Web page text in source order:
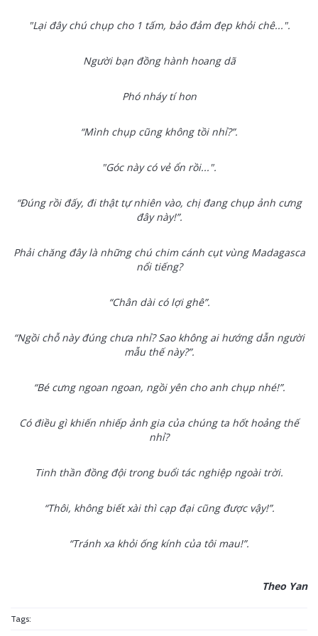
"Lại đây chú chụp cho 1 tấm, bảo đảm đẹp khỏi chê...".
Người bạn đồng hành hoang dã
Phó nháy tí hon
“Mình chụp cũng không tồi nhỉ?”.
"Góc này có vẻ ổn rồi...".
“Đúng rồi đấy, đi thật tự nhiên vào, chị đang chụp ảnh cưng
đây này!”.
Phải chăng đây là những chú chim cánh cụt vùng Madagasca
nổi tiếng?
“Chân dài có lợi ghê”.
“Ngồi chỗ này đúng chưa nhỉ? Sao không ai hướng dẫn người
mẫu thế này?”.
“Bé cưng ngoan ngoan, ngồi yên cho anh chụp nhé!”.
Có điều gì khiến nhiếp ảnh gia của chúng ta hốt hoảng thế
nhỉ?
Tinh thần đồng đội trong buổi tác nghiệp ngoài trời.
“Thôi, không biết xài thì cạp đại cũng được vậy!”.
“Tránh xa khỏi ống kính của tôi mau!”.
Theo Yan
Tags: